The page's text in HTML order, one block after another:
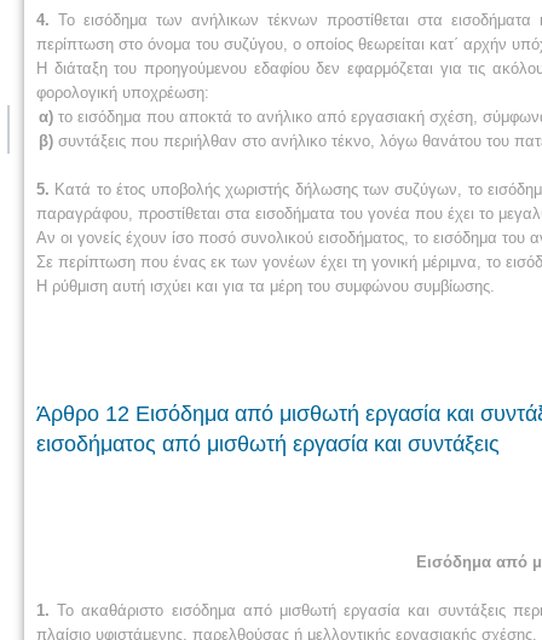
4. Το εισόδημα των ανήλικων τέκνων προστίθεται στα
περίπτωση στο όνομα του συζύγου, ο οποίος θεωρείται κατ΄ αρχήν
Η διάταξη του προηγούμενου εδαφίου δεν εφαρμόζεται για τις
φορολογική υποχρέωση:
α) το εισόδημα που αποκτά το ανήλικο από εργασιακή σχέση,
β) συντάξεις που περιήλθαν στο ανήλικο τέκνο, λόγω θανάτου του
5. Κατά το έτος υποβολής χωριστής δήλωσης των συζύγων, το
παραγράφου, προστίθεται στα εισοδήματα του γονέα που έχει το
Αν οι γονείς έχουν ίσο ποσό συνολικού εισοδήματος, το εισόδημα του
Σε περίπτωση που ένας εκ των γονέων έχει τη γονική μέριμνα, το
Η ρύθμιση αυτή ισχύει και για τα μέρη του συμφώνου συμβίωσης.
Άρθρο 12 Εισόδημα από μισθωτή εργασία και
εισοδήματος από μισθωτή εργασία και συντάξεις
Εισόδημα από
1.Το ακαθάριστο εισόδημα από μισθωτή εργασία και συντάξεις
πλαίσιο υφιστάμενης, παρελθούσας ή μελλοντικής εργασιακής σχέσης.